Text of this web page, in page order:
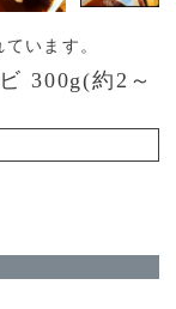
います。
300g(約2～